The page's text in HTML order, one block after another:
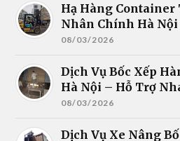
Hạ Hàng Container
Nhân Chính Hà
08/03/2026
Dịch Vụ Bốc Xếp
Hà Nội – Hỗ Trợ
08/03/2026
Dịch Vụ Xe Nâng